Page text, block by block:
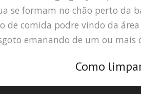
se formam no chão perto da
de comida podre vindo da
emanando de um ou mais
Como